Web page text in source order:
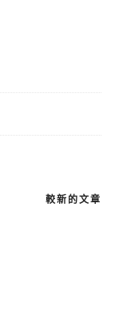
較新的文章